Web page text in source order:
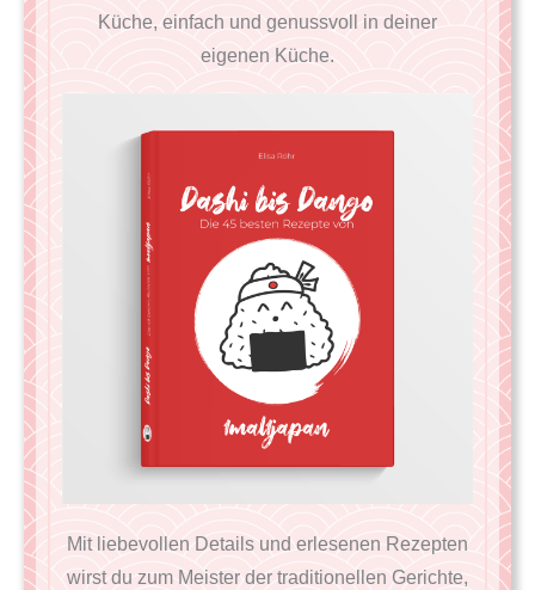
Küche, einfach und genussvoll in deiner
eigenen Küche.
Mit liebevollen Details und erlesenen Rezepten
wirst du zum Meister der traditionellen Gerichte,